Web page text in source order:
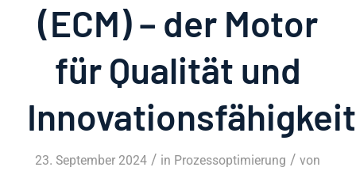
(ECM) – der Motor
für Qualität und
Innovationsfähigkeit
23. September 2024 / in Prozessoptimierung / von